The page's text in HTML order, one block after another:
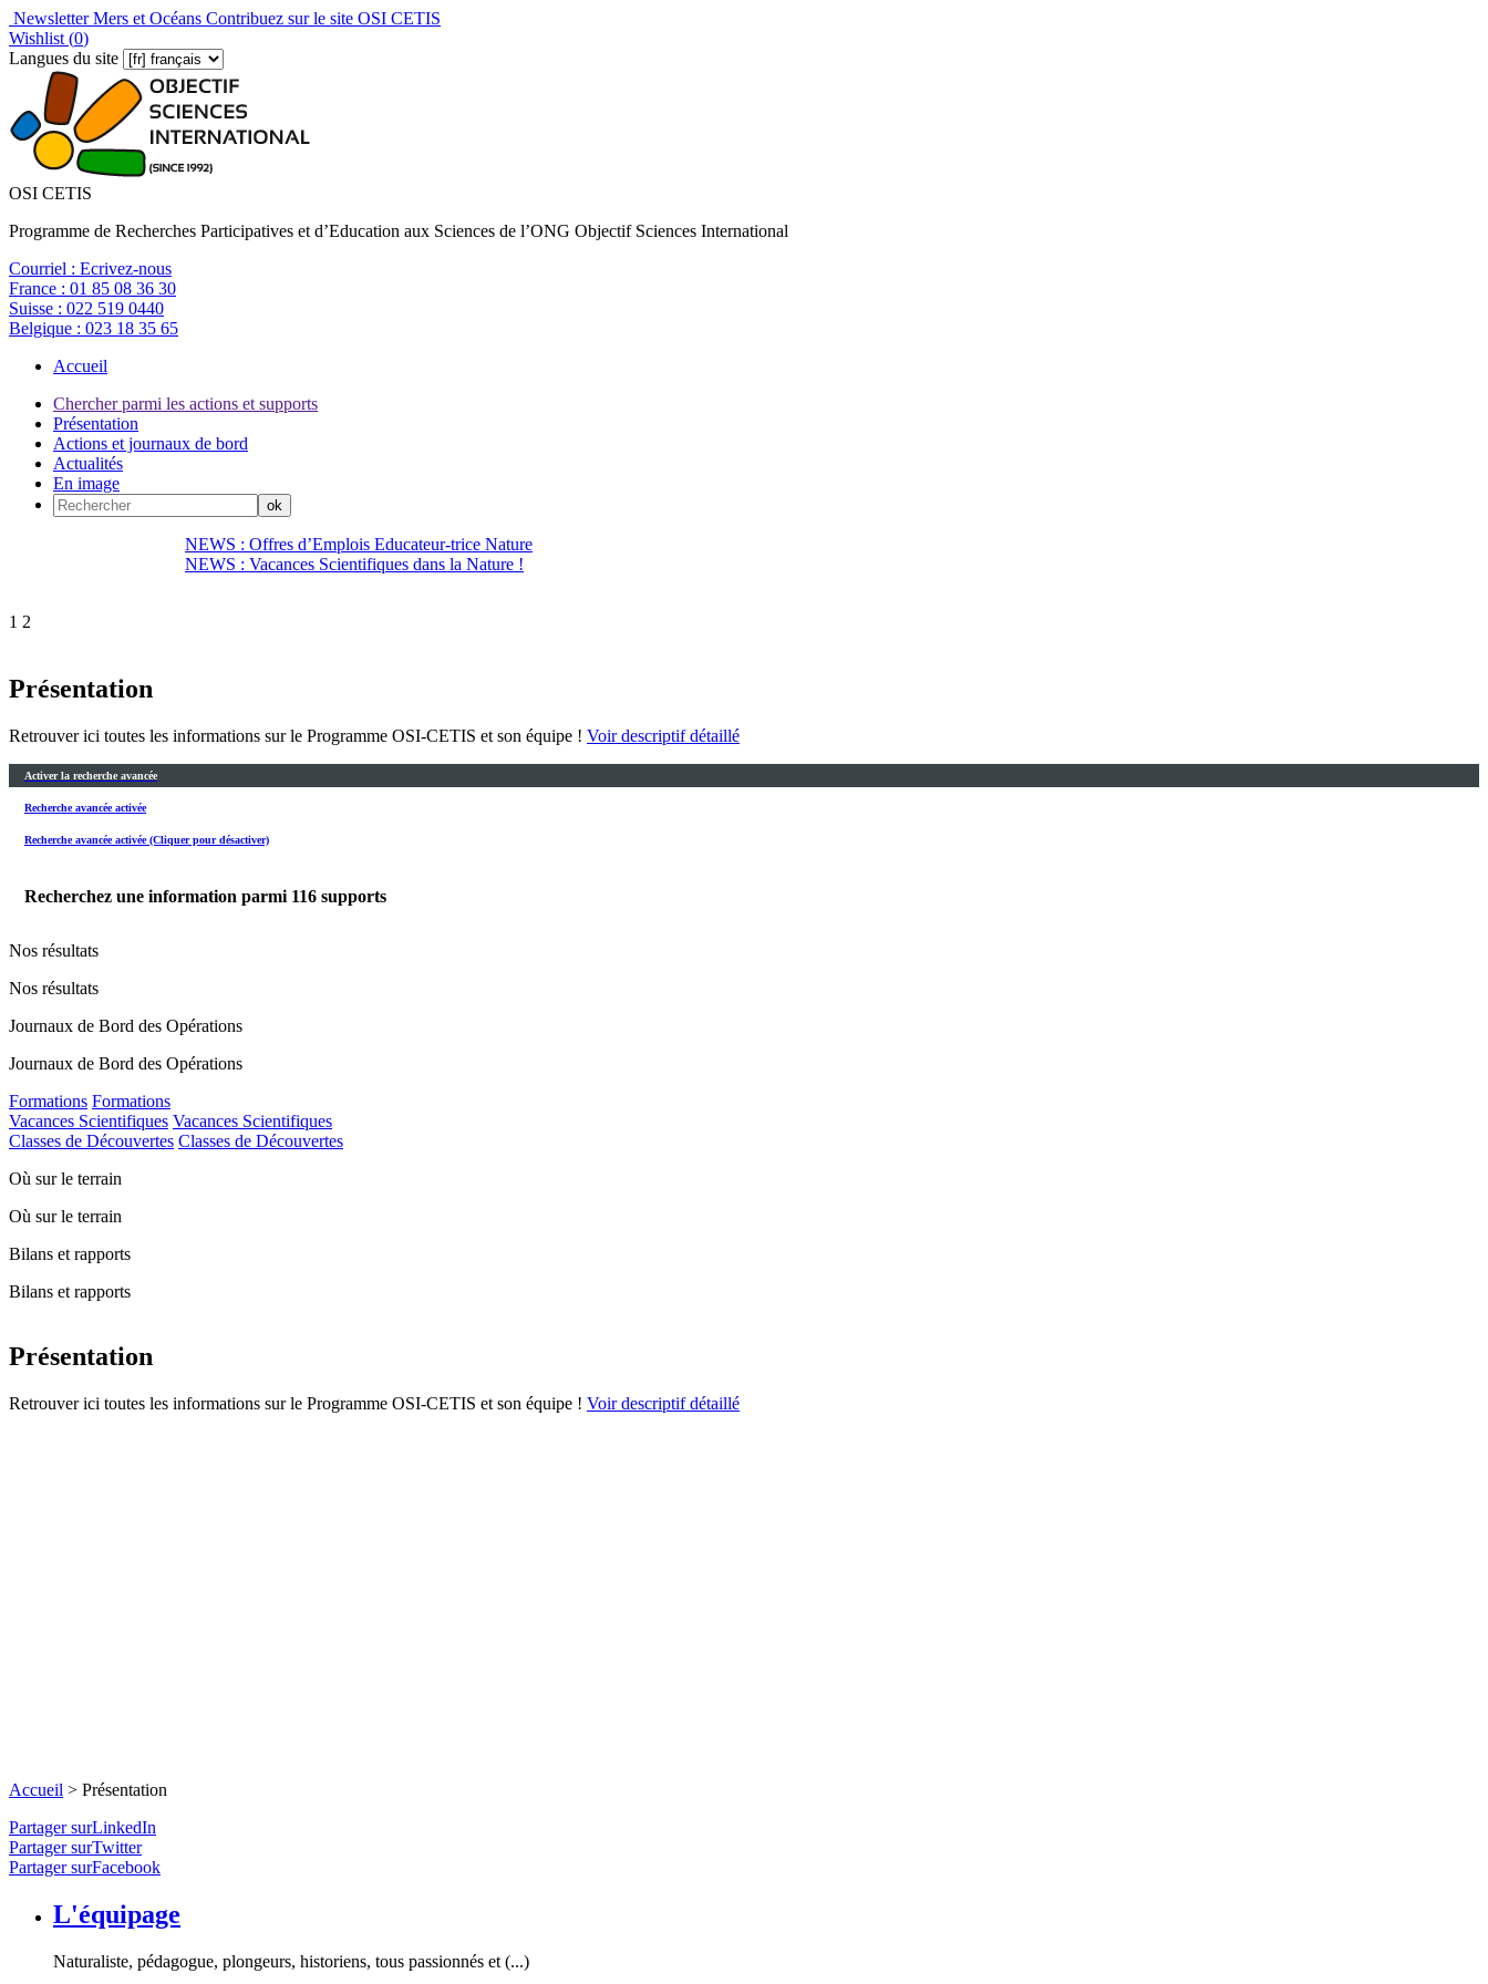
Newsletter Mers et Océans Contribuez sur le site OSI CETIS
Wishlist (0)
Langues du site
OSI CETIS
Programme de Recherches Participatives et d’Education aux Sciences de l’ONG Objectif Sciences International
Courriel : Ecrivez-nous
France : 01 85 08 36 30
Suisse : 022 519 0440
Belgique : 023 18 35 65
Accueil
Chercher parmi les actions et supports
Présentation
Actions et journaux de bord
Actualités
En image
NEWS : Offres d’Emplois Educateur-trice Nature
NEWS : Vacances Scientifiques dans la Nature !
1 2
Présentation
Retrouver ici toutes les informations sur le Programme OSI-CETIS et son équipe ! Voir descriptif détaillé
Activer la recherche avancée
Recherche avancée activée
Recherche avancée activée (Cliquer pour désactiver)
Recherchez une information parmi 116 supports
Nos résultats
Nos résultats
Journaux de Bord des Opérations
Journaux de Bord des Opérations
Formations Formations
Vacances Scientifiques Vacances Scientifiques
Classes de Découvertes Classes de Découvertes
Où sur le terrain
Où sur le terrain
Bilans et rapports
Bilans et rapports
Présentation
Retrouver ici toutes les informations sur le Programme OSI-CETIS et son équipe ! Voir descriptif détaillé
Accueil > Présentation
Partager surLinkedIn
Partager surTwitter
Partager surFacebook
L'équipage
Naturaliste, pédagogue, plongeurs, historiens, tous passionnés et (...)